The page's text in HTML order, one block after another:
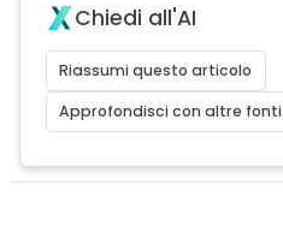
Chiedi all'AI
Riassumi questo articolo
Approfondisci con altre fonti